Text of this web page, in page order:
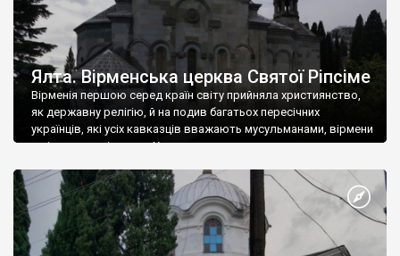
Ялта. Вірменська церква Святої Ріпсіме
Вірменія першою серед країн світу прийняла християнство,
як державну релігію, й на подив багатьох пересічних
українців, які усіх кавказців вважають мусульманами, вірмени
є відданими вірянами Христа